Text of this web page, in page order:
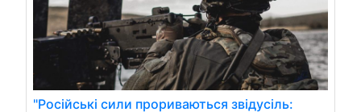
"Російські сили прориваються звідусіль: